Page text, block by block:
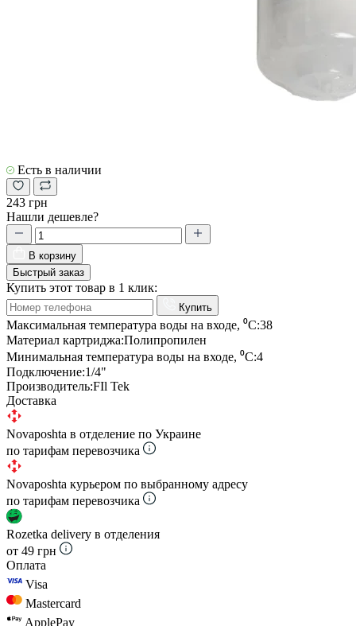
Есть в наличии
243 грн
Нашли дешевле?
В корзину
Быстрый заказ
Купить этот товар в 1 клик:
Купить
Максимальная температура воды на входе, ⁰С:38
Материал картриджа:Полипропилен
Минимальная температура воды на входе, ⁰С:4
Подключение:1/4"
Производитель:FIl Tek
Доставка
Novaposhta в отделение по Украине
по тарифам перевозчика
Novaposhta курьером по выбранному адресу
по тарифам перевозчика
Rozetka delivery в отделения
от 49 грн
Оплата
Visa
Mastercard
ApplePay